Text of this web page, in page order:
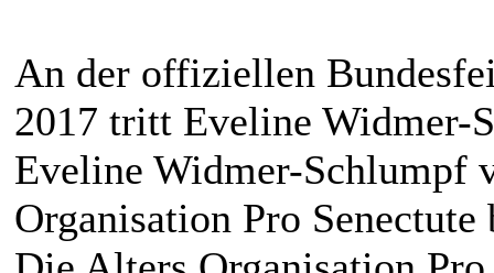
An der offiziellen
2017 tritt Eveline Widmer-
Eveline Widmer-Schlumpf
Organisation Pro